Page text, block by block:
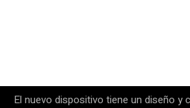
El nuevo dispositivo tiene un diseño y